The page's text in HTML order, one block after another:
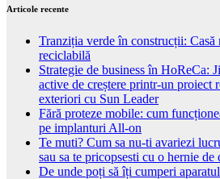
Articole recente
Tranziția verde în construcții: Casă
reciclabilă
Strategie de business în HoReCa:
active de creștere printr-un proiect
exteriori cu Sun Leader
Fără proteze mobile: cum
pe implanturi All-on
Te muti? Cum sa nu-ti avariezi
sau sa te pricopsesti cu o hernie de
De unde poți să îți cumperi